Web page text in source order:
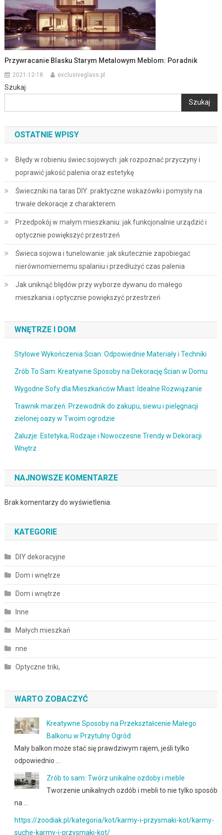
Przywracanie Blasku Starym Metalowym Meblom: Poradnik
2021-12-18 exclusiveglass.pl
Szukaj
Szukaj
OSTATNIE WPISY
Błędy w robieniu świec sojowych: jak rozpoznać przyczyny i
poprawić jakość palenia oraz estetykę
Świeczniki na taras DIY: praktyczne wskazówki i pomysły na
trwałe dekoracje z charakterem
Przedpokój w małym mieszkaniu: jak funkcjonalnie urządzić i
optycznie powiększyć przestrzeń
Świeca sojowa i tunelowanie: jak skutecznie zapobiegać
nierównomiernemu spalaniu i przedłużyć czas palenia
Jak uniknąć błędów przy wyborze dywanu do małego
mieszkania i optycznie powiększyć przestrzeń
WNĘTRZE I DOM
Stylowe Wykończenia Ścian: Odpowiednie Materiały i Techniki
Zrób To Sam: Kreatywne Sposoby na Dekorację Ścian w Domu
Wygodne Sofy dla Mieszkańców Miast: Idealne Rozwiązanie
Trawnik marzeń: Przewodnik do zakupu, siewu i pielęgnacji
zielonej oazy w Twoim ogrodzie
Żaluzje: Estetyka, Rodzaje i Nowoczesne Trendy w Dekoracji
Wnętrz
NAJNOWSZE KOMENTARZE
Brak komentarzy do wyświetlenia.
KATEGORIE
DIY dekoracyjne
Dom i wnętrze
Dom i wnętrze
Inne
Małych mieszkań
nne
Optyczne triki,
WARTO ZOBACZYĆ
Kreatywne Sposoby na Przekształcenie Małego
Balkonu w Przytulny Ogród
Mały balkon może stać się prawdziwym rajem, jeśli tylko
odpowiednio …
Zrób to sam: Twórz unikalne ozdoby i meble
Tworzenie unikalnych ozdób i mebli to nie tylko sposób
na …
https://zoodiak.pl/kategoria/kot/karmy-i-przysmaki-kot/karmy-
suche-karmy-i-przysmaki-kot/